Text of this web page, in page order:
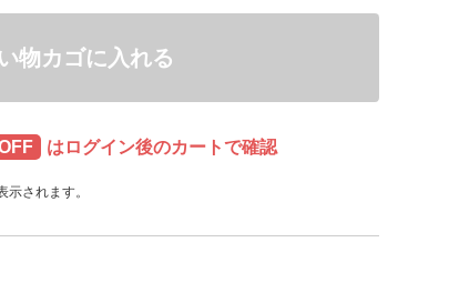
物カゴに入れる
はログイン後のカートで確認
されます。